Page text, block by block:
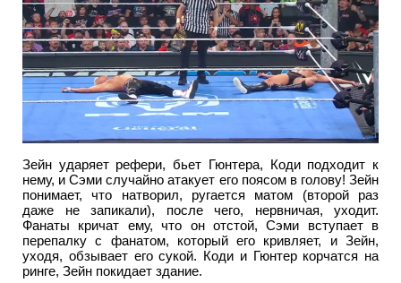
Зейн ударяет рефери, бьет Гюнтера, Коди подходит к
нему, и Сэми случайно атакует его поясом в голову! Зейн
понимает, что натворил, ругается матом (второй раз
даже не запикали), после чего, нервничая, уходит.
Фанаты кричат ему, что он отстой, Сэми вступает в
перепалку с фанатом, который его кривляет, и Зейн,
уходя, обзывает его сукой. Коди и Гюнтер корчатся на
ринге, Зейн покидает здание.